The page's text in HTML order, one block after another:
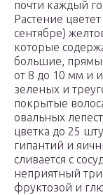
почти каждый
Растение
сентябре)
которые
большие,
от 8 до 10 мм и
зеленых и
покрытые
овальных
цветка до 25
гипантий и
сливается с
неприятный
фруктозой и